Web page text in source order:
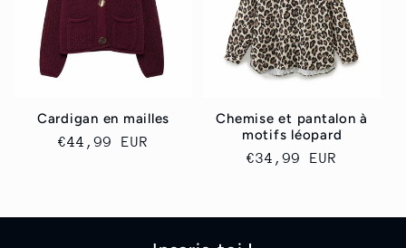
Cardigan en mailles
Prix
€44,99 EUR
Chemise et pantalon à
motifs léopard
Prix
€34,99 EUR